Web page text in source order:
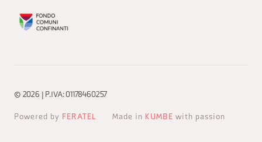
© 2026 | P.IVA: 01178460257
Powered by FERATEL Made in KUMBE with passion